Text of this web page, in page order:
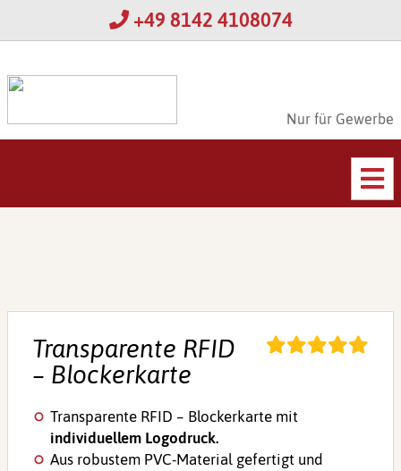
+49 8142 4108074
Nur für Gewerbe
Transparente RFID
– Blockerkarte
Transparente RFID – Blockerkarte mit
individuellem Logodruck.
Aus robustem PVC-Material gefertigt und